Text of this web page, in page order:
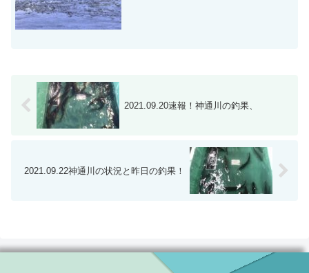
2021.09.20速報！神通川の釣果、
2021.09.22神通川の状況と昨日の釣果！